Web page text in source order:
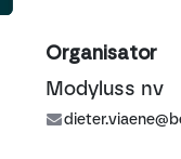
Organisator
Modyluss nv